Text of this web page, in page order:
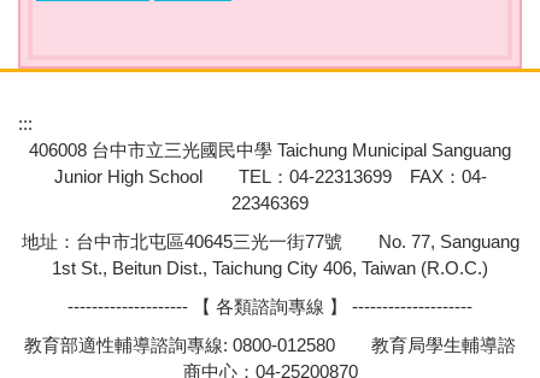
:::
406008 台中市立三光國民中學 Taichung Municipal Sanguang
Junior High School TEL：04-22313699 FAX：04-
22346369
地址：台中市北屯區40645三光一街77號 No. 77, Sanguang
1st St., Beitun Dist., Taichung City 406, Taiwan (R.O.C.)
-------------------- 【 各類諮詢專線 】 --------------------
教育部適性輔導諮詢專線: 0800-012580 教育局學生輔導諮
商中心：04-25200870